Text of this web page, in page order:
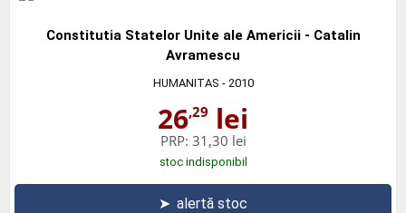
Constitutia Statelor Unite ale Americii - Catalin
Avramescu
HUMANITAS - 2010
26,29 lei
PRP: 31,30 lei
stoc indisponibil
➤ alertă stoc